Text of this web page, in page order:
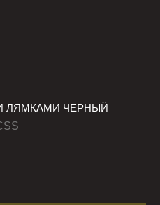
ЛЯМКАМИ ЧЕРНЫЙ